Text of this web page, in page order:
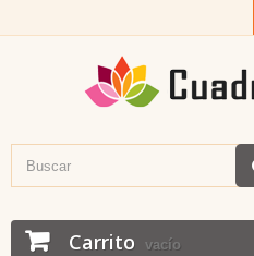
Carrito vacío